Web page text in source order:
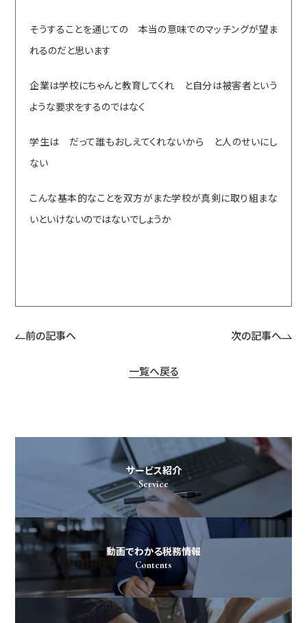
そうすることを通じての 本当の意味でのマッチングが望ま
れるのだと思います
企業は学校にちゃんと教育してくれ と自分は被害者という
ような要求をするのではなく
学生は だって誰もおしえてくれないから と人のせいにし
ない
こんな基本的なことを双方がまた学校が真剣に取り組まな
いといけないのではないでしょうか
前の記事へ 次の記事へ
一覧へ戻る
サービス紹介
Service
動画でわかる税務情報
Contents